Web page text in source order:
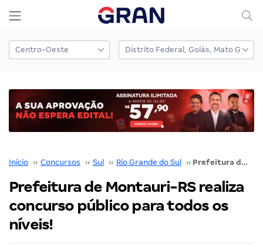
Início ›› Concursos ›› Sul ›› Rio Grande do Sul ›› Prefeitura de Montauri-RS realiza concurso público para todos os níveis!
Prefeitura de Montauri-RS realiza
concurso público para todos os
níveis!